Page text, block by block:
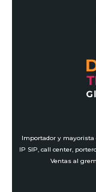
Importador y mayorista
IP SIP, call center,
Ventas al